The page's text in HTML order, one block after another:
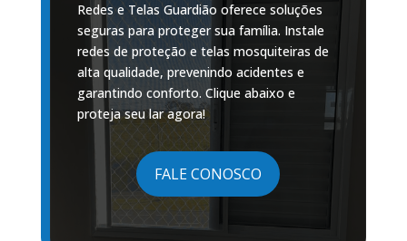
Redes e Telas Guardião oferece soluções
seguras para proteger sua família. Instale
redes de proteção e telas mosquiteiras de
alta qualidade, prevenindo acidentes e
garantindo conforto. Clique abaixo e
proteja seu lar agora!
FALE CONOSCO